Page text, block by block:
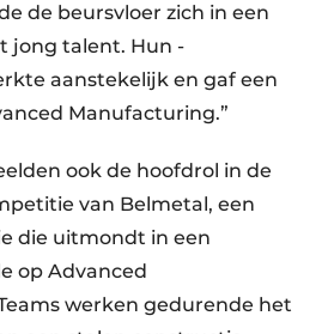
de beursvloer zich in een
jong talent. Hun
aanstekelijk en gaf een
Manufacturing.”
ook de hoofdrol in de
van Belmetal, een
die uitmondt in een
op Advanced
werken gedurende het